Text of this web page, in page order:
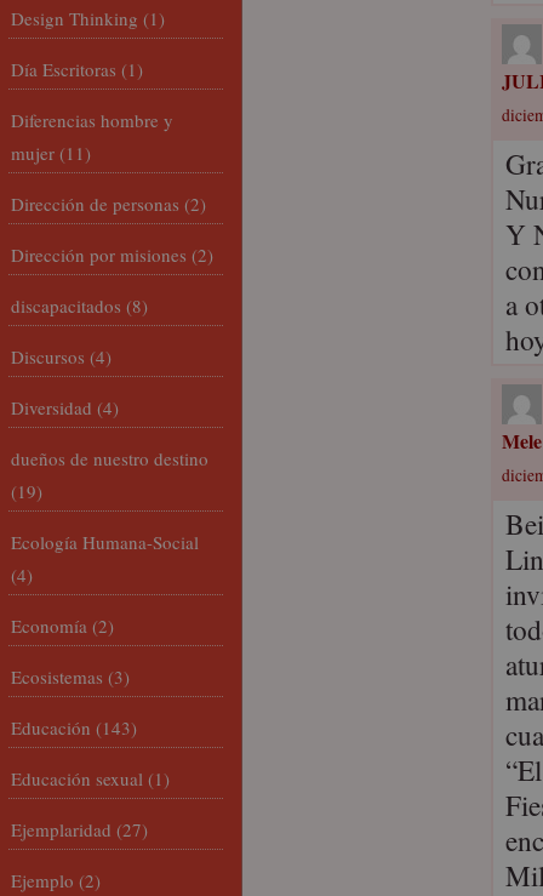
Y
a
Mele
Design Thinking (1)
Día Escritoras (1)
Diferencias hombre y
mujer (11)
Dirección de personas (2)
Dirección por misiones (2)
discapacitados (8)
Discursos (4)
Diversidad (4)
dueños de nuestro destino
(19)
Ecología Humana-Social
(4)
Economía (2)
Ecosistemas (3)
Educación (143)
Educación sexual (1)
Ejemplaridad (27)
Ejemplo (2)